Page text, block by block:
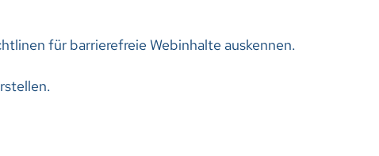
für barrierefreie Webinhalte auskennen.